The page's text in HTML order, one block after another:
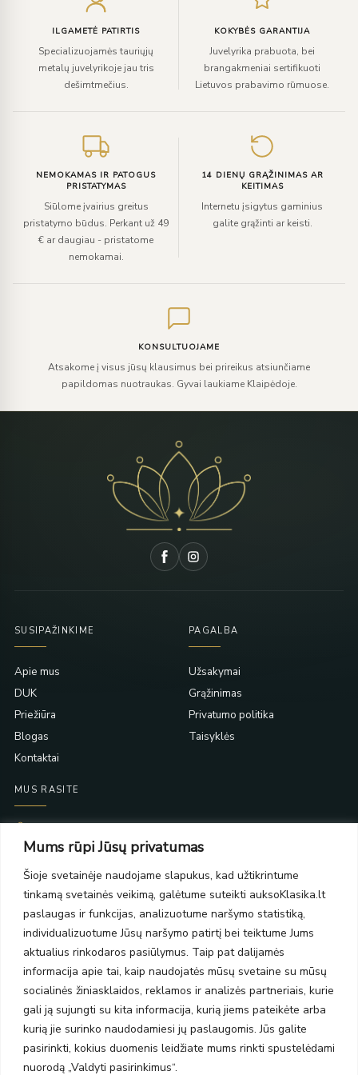
Mums rūpi Jūsų privatumas
Šioje svetainėje naudojame slapukus, kad užtikrintume
tinkamą svetainės veikimą, galėtume suteikti auksoKlasika.lt
paslaugas ir funkcijas, analizuotume naršymo statistiką,
individualizuotume Jūsų naršymo patirtį bei teiktume Jums
aktualius rinkodaros pasiūlymus. Taip pat dalijamės
informacija apie tai, kaip naudojatės mūsų svetaine su mūsų
socialinės žiniasklaidos, reklamos ir analizės partneriais, kurie
gali ją sujungti su kita informacija, kurią jiems pateikėte arba
kurią jie surinko naudodamiesi jų paslaugomis. Jūs galite
pasirinkti, kokius duomenis leidžiate mums rinkti spustelėdami
nuorodą „Valdyti pasirinkimus“.
ILGAMETĖ PATIRTIS
Specializuojamės tauriųjų
metalų juvelyrikoje jau tris
dešimtmečius.
KOKYBĖS GARANTIJA
Juvelyrika prabuota, bei
brangakmeniai sertifikuoti
Lietuvos prabavimo rūmuose.
NEMOKAMAS IR PATOGUS
PRISTATYMAS
Siūlome įvairius greitus
pristatymo būdus. Perkant už 49
€ ar daugiau - pristatome
nemokamai.
14 DIENŲ GRĄŽINIMAS AR
KEITIMAS
Internetu įsigytus gaminius
galite grąžinti ar keisti.
KONSULTUOJAME
Atsakome į visus jūsų klausimus bei prireikus atsiunčiame
papildomas nuotraukas. Gyvai laukiame Klaipėdoje.
SUSIPAŽINKIME
Apie mus
DUK
Priežiūra
Blogas
Kontaktai
PAGALBA
Užsakymai
Grąžinimas
Privatumo politika
Taisyklės
MUS RASITE
PC Molas, Klaipėda
PC BIG 2, Klaipėda
Šilutės pl. 35
PC Banginis, Klaipėda
NAUJIENLAIŠKIS
Prenumeruokite ir gaukite pasiūlymus, naujienas bei riboto
leidimo kolekcijas.